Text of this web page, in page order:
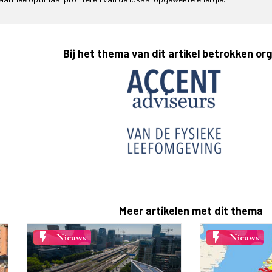
Bij het thema van dit artikel betrokken
Meer artikelen met dit thema
flash_on Nieuws flash_on Nieuws